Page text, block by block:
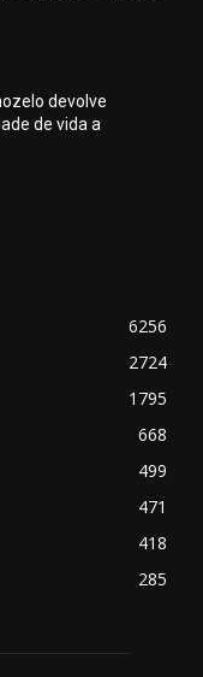
devolve
de vida a
6256
2724
1795
668
499
471
418
285